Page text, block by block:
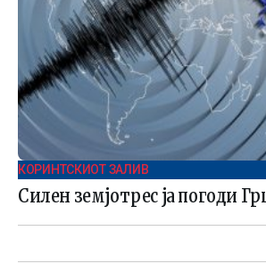
КОРИНТСКИОТ ЗАЛИВ
Силен земјотрес ја погоди